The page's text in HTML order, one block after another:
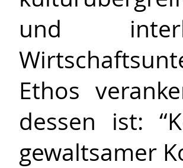
und
Ethos
dessen ist:
gewaltsamer